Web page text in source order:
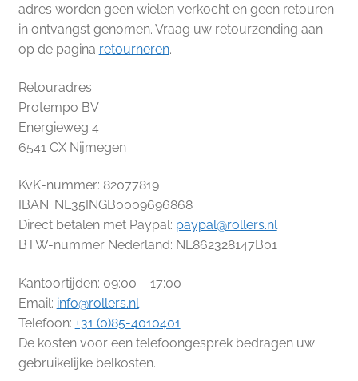
adres worden geen wielen verkocht en geen retouren
in ontvangst genomen. Vraag uw retourzending aan
op de pagina retourneren.
Retouradres:
Protempo BV
Energieweg 4
6541 CX Nijmegen
KvK-nummer: 82077819
IBAN: NL35INGB0009696868
Direct betalen met Paypal: paypal@rollers.nl
BTW-nummer Nederland: NL862328147B01
Kantoortijden: 09:00 – 17:00
Email: info@rollers.nl
Telefoon: +31 (0)85-4010401
De kosten voor een telefoongesprek bedragen uw
gebruikelijke belkosten.